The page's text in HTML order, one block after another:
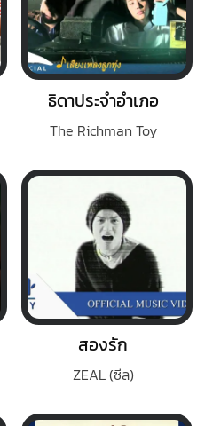
ธิดาประจำอำเภอ
The Richman Toy
สองรัก
ZEAL (ซีล)